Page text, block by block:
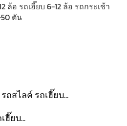
ล้อ รถเฮี๊ยบ 6-12 ล้อ รถกระเช้า
ตัน
ถสไลค์ รถเฮี๊ยบ...
ฮี๊ยบ...